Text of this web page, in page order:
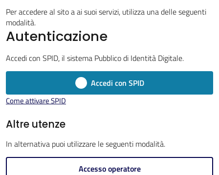
Servizi
Vivere
Imola
V
s
i
Per accedere al sito a ai suoi servizi, utilizza una delle seguenti
modalità.
Autenticazione
Accedi con SPID, il sistema Pubblico di Identità Digitale.
Accedi con SPID
Come attivare SPID
Altre utenze
In alternativa puoi utilizzare le seguenti modalità.
Accesso operatore